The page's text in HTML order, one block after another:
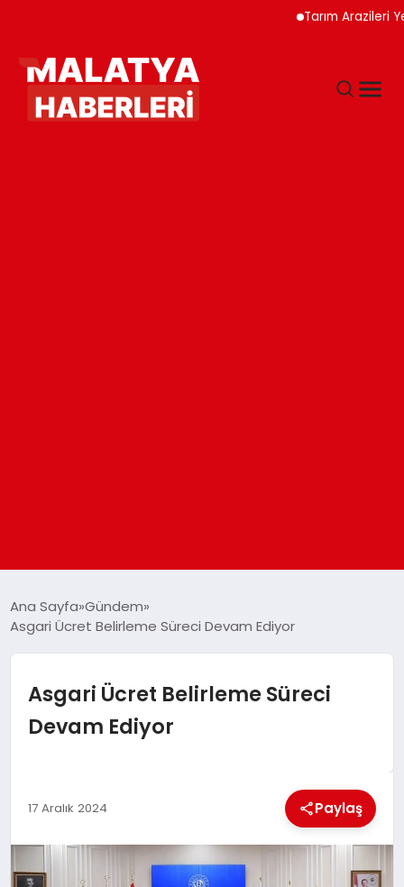
Tarım Arazileri Yeni
DÜNYA
EKONOMI
Ana Sayfa Gündem
Asgari Ücret Belirleme Süreci Devam Ediyor
Asgari Ücret Belirleme Süreci
Devam Ediyor
17 Aralık 2024 Paylaş